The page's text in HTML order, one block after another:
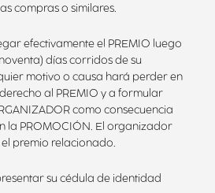
compras o similares.
efectivamente el PREMIO luego
días corridos de su
motivo o causa hará perder en
al PREMIO y a formular
como consecuencia
la PROMOCIÓN. El organizador
premio relacionado.
su cédula de identidad